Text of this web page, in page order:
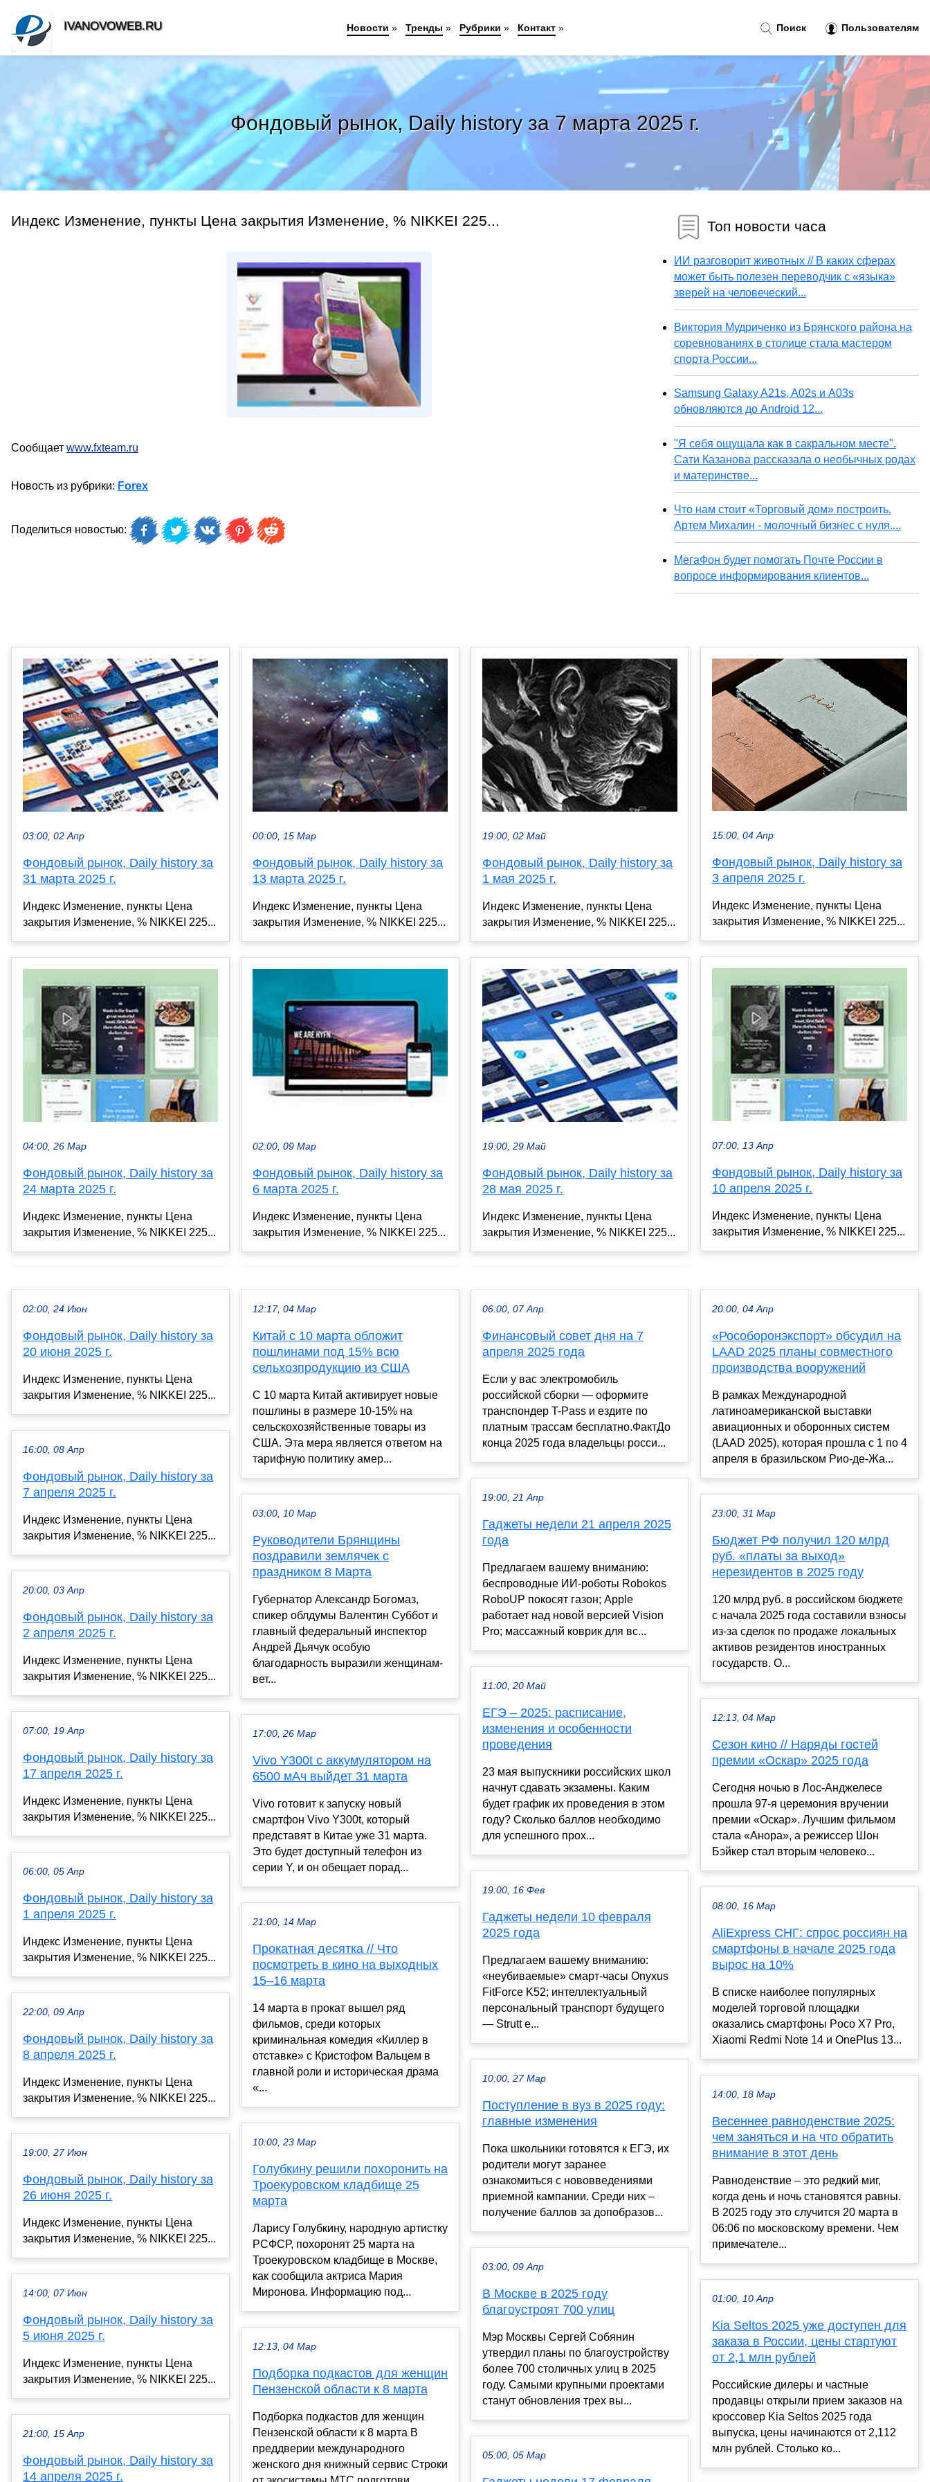
Фондовый рынок, Daily history за 7 марта 2025 г.
Индекс Изменение, пункты Цена закрытия Изменение, % NIKKEI 225...
Сообщает www.fxteam.ru
Новость из рубрики: Forex
Поделиться новостью:
Топ новости часа
ИИ разговорит животных // В каких сферах
может быть полезен переводчик с «языка»
зверей на человеческий...
Виктория Мудриченко из Брянского района на
соревнованиях в столице стала мастером
спорта России...
Samsung Galaxy A21s, A02s и A03s
обновляются до Android 12...
"Я себя ощущала как в сакральном месте".
Сати Казанова рассказала о необычных родах
и материнстве...
Что нам стоит «Торговый дом» построить.
Артем Михалин - молочный бизнес с нуля....
МегаФон будет помогать Почте России в
вопросе информирования клиентов...
03:00, 02 Апр
Фондовый рынок, Daily history за
31 марта 2025 г.
Индекс Изменение, пункты Цена
закрытия Изменение, % NIKKEI 225...
04:00, 26 Мар
Фондовый рынок, Daily history за
24 марта 2025 г.
Индекс Изменение, пункты Цена
закрытия Изменение, % NIKKEI 225...
00:00, 15 Мар
Фондовый рынок, Daily history за
13 марта 2025 г.
Индекс Изменение, пункты Цена
закрытия Изменение, % NIKKEI 225...
02:00, 09 Мар
Фондовый рынок, Daily history за
6 марта 2025 г.
Индекс Изменение, пункты Цена
закрытия Изменение, % NIKKEI 225...
19:00, 02 Май
Фондовый рынок, Daily history за
1 мая 2025 г.
Индекс Изменение, пункты Цена
закрытия Изменение, % NIKKEI 225...
19:00, 29 Май
Фондовый рынок, Daily history за
28 мая 2025 г.
Индекс Изменение, пункты Цена
закрытия Изменение, % NIKKEI 225...
15:00, 04 Апр
Фондовый рынок, Daily history за
3 апреля 2025 г.
Индекс Изменение, пункты Цена
закрытия Изменение, % NIKKEI 225...
07:00, 13 Апр
Фондовый рынок, Daily history за
10 апреля 2025 г.
Индекс Изменение, пункты Цена
закрытия Изменение, % NIKKEI 225...
02:00, 24 Июн
Фондовый рынок, Daily history за
20 июня 2025 г.
Индекс Изменение, пункты Цена
закрытия Изменение, % NIKKEI 225...
16:00, 08 Апр
Фондовый рынок, Daily history за
7 апреля 2025 г.
Индекс Изменение, пункты Цена
закрытия Изменение, % NIKKEI 225...
20:00, 03 Апр
Фондовый рынок, Daily history за
2 апреля 2025 г.
Индекс Изменение, пункты Цена
закрытия Изменение, % NIKKEI 225...
07:00, 19 Апр
Фондовый рынок, Daily history за
17 апреля 2025 г.
Индекс Изменение, пункты Цена
закрытия Изменение, % NIKKEI 225...
06:00, 05 Апр
Фондовый рынок, Daily history за
1 апреля 2025 г.
Индекс Изменение, пункты Цена
закрытия Изменение, % NIKKEI 225...
22:00, 09 Апр
Фондовый рынок, Daily history за
8 апреля 2025 г.
Индекс Изменение, пункты Цена
закрытия Изменение, % NIKKEI 225...
19:00, 27 Июн
Фондовый рынок, Daily history за
26 июня 2025 г.
Индекс Изменение, пункты Цена
закрытия Изменение, % NIKKEI 225...
14:00, 07 Июн
Фондовый рынок, Daily history за
5 июня 2025 г.
Индекс Изменение, пункты Цена
закрытия Изменение, % NIKKEI 225...
21:00, 15 Апр
Фондовый рынок, Daily history за
14 апреля 2025 г.
12:17, 04 Мар
Китай с 10 марта обложит
пошлинами под 15% всю
сельхозпродукцию из США
С 10 марта Китай активирует новые
пошлины в размере 10-15% на
сельскохозяйственные товары из
США. Эта мера является ответом на
тарифную политику амер...
03:00, 10 Мар
Руководители Брянщины
поздравили землячек с
праздником 8 Марта
Губернатор Александр Богомаз,
спикер облдумы Валентин Суббот и
главный федеральный инспектор
Андрей Дьячук особую
благодарность выразили женщинам-
вет...
17:00, 26 Мар
Vivo Y300t с аккумулятором на
6500 мАч выйдет 31 марта
Vivo готовит к запуску новый
смартфон Vivo Y300t, который
представят в Китае уже 31 марта.
Это будет доступный телефон из
серии Y, и он обещает порад...
21:00, 14 Мар
Прокатная десятка // Что
посмотреть в кино на выходных
15–16 марта
14 марта в прокат вышел ряд
фильмов, среди которых
криминальная комедия «Киллер в
отставке» с Кристофом Вальцем в
главной роли и историческая драма
«...
10:00, 23 Мар
Голубкину решили похоронить на
Троекуровском кладбище 25
марта
Ларису Голубкину, народную артистку
РСФСР, похоронят 25 марта на
Троекуровском кладбище в Москве,
как сообщила актриса Мария
Миронова. Информацию под...
12:13, 04 Мар
Подборка подкастов для женщин
Пензенской области к 8 марта
Подборка подкастов для женщин
Пензенской области к 8 марта В
преддверии международного
женского дня книжный сервис Строки
06:00, 07 Апр
Финансовый совет дня на 7
апреля 2025 года
Если у вас электромобиль
российской сборки — оформите
транспондер T-Pass и ездите по
платным трассам бесплатно.ФактДо
конца 2025 года владельцы росси...
19:00, 21 Апр
Гаджеты недели 21 апреля 2025
года
Предлагаем вашему вниманию:
беспроводные ИИ-роботы Robokos
RoboUP покосят газон; Apple
работает над новой версией Vision
Pro; массажный коврик для вс...
11:00, 20 Май
ЕГЭ – 2025: расписание,
изменения и особенности
проведения
23 мая выпускники российских школ
начнут сдавать экзамены. Каким
будет график их проведения в этом
году? Сколько баллов необходимо
для успешного прох...
19:00, 16 Фев
Гаджеты недели 10 февраля
2025 года
Предлагаем вашему вниманию:
«неубиваемые» смарт-часы Onyxus
FitForce K52; интеллектуальный
персональный транспорт будущего
— Strutt e...
10:00, 27 Мар
Поступление в вуз в 2025 году:
главные изменения
Пока школьники готовятся к ЕГЭ, их
родители могут заранее
ознакомиться с нововведениями
приемной кампании. Среди них –
получение баллов за допобразов...
03:00, 09 Апр
В Москве в 2025 году
благоустроят 700 улиц
Мэр Москвы Сергей Собянин
утвердил планы по благоустройству
более 700 столичных улиц в 2025
году. Самыми крупными проектами
станут обновления трех вы...
05:00, 05 Мар
20:00, 04 Апр
«Рособоронэкспорт» обсудил на
LAAD 2025 планы совместного
производства вооружений
В рамках Международной
латиноамериканской выставки
авиационных и оборонных систем
(LAAD 2025), которая прошла с 1 по 4
апреля в бразильском Рио-де-Жа...
23:00, 31 Мар
Бюджет РФ получил 120 млрд
руб. «платы за выход»
нерезидентов в 2025 году
120 млрд руб. в российском бюджете
с начала 2025 года составили взносы
из-за сделок по продаже локальных
активов резидентов иностранных
государств. О...
12:13, 04 Мар
Сезон кино // Наряды гостей
премии «Оскар» 2025 года
Сегодня ночью в Лос-Анджелесе
прошла 97-я церемония вручении
премии «Оскар». Лучшим фильмом
стала «Анора», а режиссер Шон
Бэйкер стал вторым человеко...
08:00, 16 Мар
AliExpress СНГ: спрос россиян на
смартфоны в начале 2025 года
вырос на 10%
В списке наиболее популярных
моделей торговой площадки
оказались смартфоны Poco X7 Pro,
Xiaomi Redmi Note 14 и OnePlus 13...
14:00, 18 Мар
Весеннее равноденствие 2025:
чем заняться и на что обратить
внимание в этот день
Равноденствие – это редкий миг,
когда день и ночь становятся равны.
В 2025 году это случится 20 марта в
06:06 по московскому времени. Чем
примечателе...
01:00, 10 Апр
Kia Seltos 2025 уже доступен для
заказа в России, цены стартуют
от 2,1 млн рублей
Российские дилеры и частные
продавцы открыли прием заказов на
кроссовер Kia Seltos 2025 года
выпуска, цены начинаются от 2,112
млн рублей. Столько ко...
Поиск Пользователям
IVANOVOWEB.RU Новости » Тренды » Рубрики » Контакт »